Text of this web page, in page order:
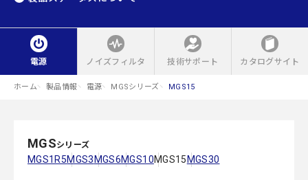
電源 ノイズフィルタ 技術サポート カタログサイト
ホーム 製品情報 電源 MGSシリーズ MGS15
MGSシリーズ
MGS1R5MGS3 MGS6MGS10MGS15 MGS30